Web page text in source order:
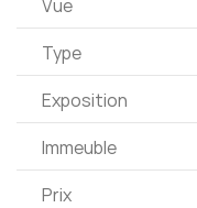
Vue
Type
Exposition
Immeuble
Prix